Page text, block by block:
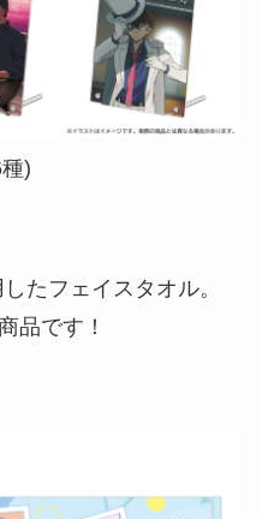
)
たフェイスタオル。
品です！